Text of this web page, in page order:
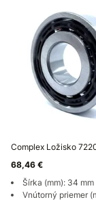
Complex Ložisko
68,46 €
Šírka (mm): 34 mm
Vnútorný priemer